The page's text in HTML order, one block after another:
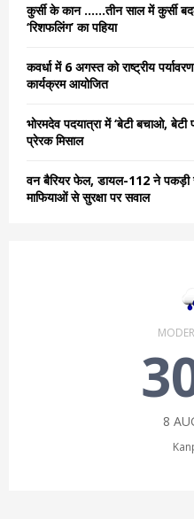
कुर्सी के कान ……तीन साल में कुर्सी
‘रिशफलिंग’ का पहिया
कवर्धा में 6 अगस्त को राष्ट्रीय
कार्यक्रम आयोजित
भोरमदेव पदयात्रा में ‘बेटी बचाओ,
प्रेरक मिसाल
वन बैरियर फेल, डायल-112 ने पकड़ी
माफियाओं से सुरक्षा पर सवाल
8